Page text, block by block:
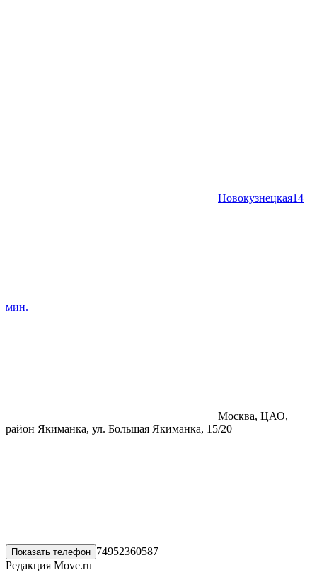
Новокузнецкая14
мин.
Москва, ЦАО,
район Якиманка, ул. Большая Якиманка, 15/20
Показать телефон 74952360587
Редакция Move.ru